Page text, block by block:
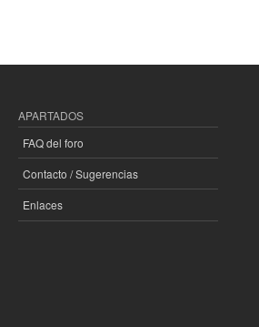
APARTADOS
FAQ del foro
Contacto / Sugerencias
Enlaces